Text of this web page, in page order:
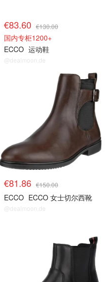
€83.60 €130.00
国内专柜1200+
ECCO 运动鞋
@dealmoon.de
€81.86 €150.00
ECCO ECCO 女士切尔西靴
@dealmoon.de